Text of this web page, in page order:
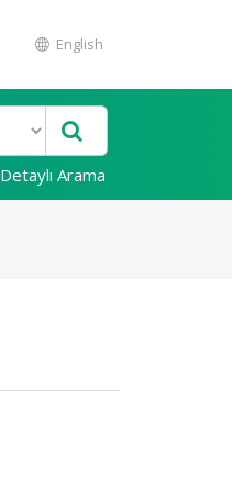
English
Detaylı Arama